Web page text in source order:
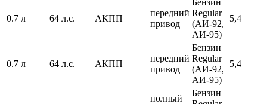
0.7 л 64 л.с. АКПП
передний
привод
Бензин
Regular
(АИ-92,
АИ-95)
5,4
0.7 л 64 л.с. АКПП
передний
привод
Бензин
Regular
(АИ-92,
АИ-95)
5,4
полный
Бензин